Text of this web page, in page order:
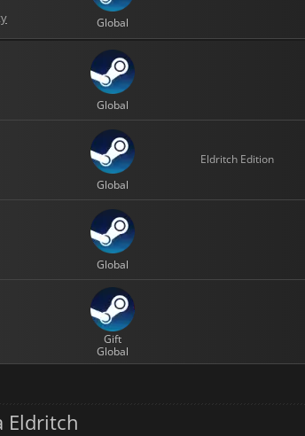
Global
Global
Global
Eldritch Edition
Global
Gift
Global
Eldritch